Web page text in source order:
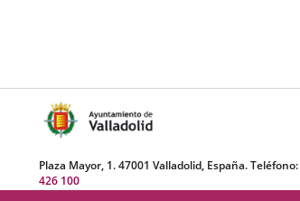
Plaza Mayor, 1. 47001 Valladolid, España. Teléfono:
426 100